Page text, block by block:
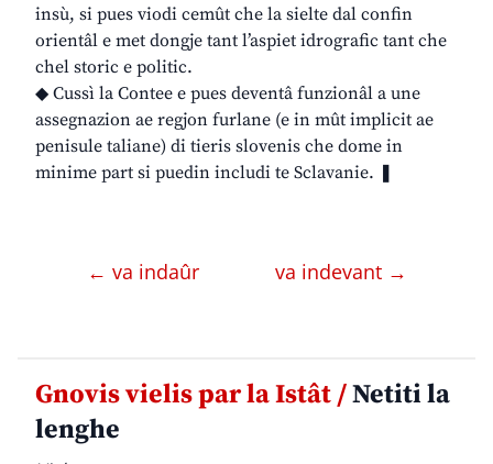
insù, si pues viodi cemût che la sielte dal confin
orientâl e met dongje tant l’aspiet idrografic tant che
chel storic e politic.
◆ Cussì la Contee e pues deventâ funzionâl a une
assegnazion ae regjon furlane (e in mût implicit ae
penisule taliane) di tieris slovenis che dome in
minime part si puedin includi te Sclavanie. ❚
← va indaûr va indevant →
Gnovis vielis par la Istât /Netiti la
lenghe